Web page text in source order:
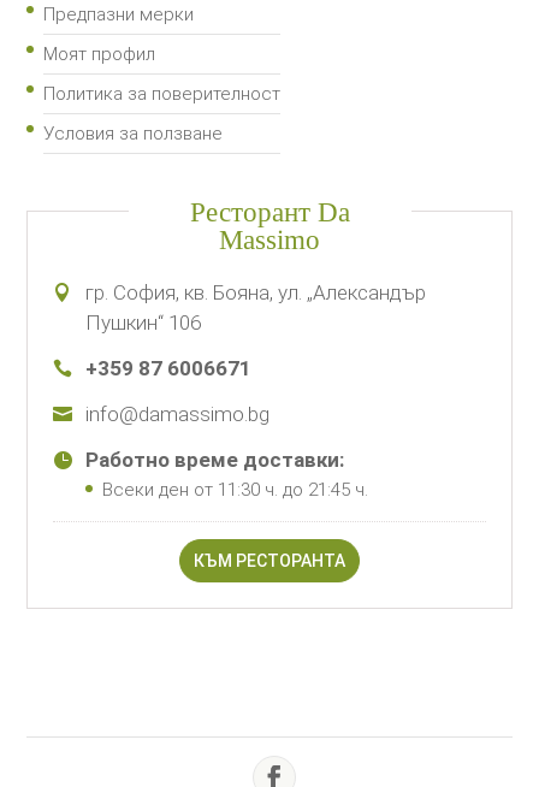
Предпазни мерки
Моят профил
Политика за поверителност
Условия за ползване
Ресторант Da
Massimo
гр. София, кв. Бояна, ул. „Александър
Пушкин“ 106
+359 87 6006671
info@damassimo.bg
Работно време доставки:
Всеки ден от 11:30 ч. до 21:45 ч.
КЪМ РЕСТОРАНТА